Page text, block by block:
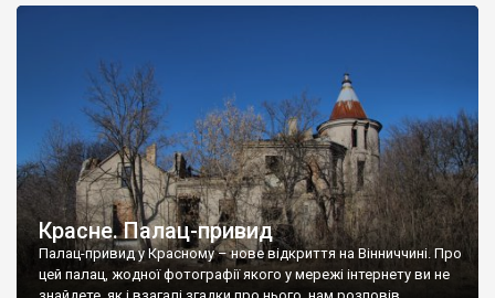
Красне. Палац-привид
Палац-привид у Красному – нове відкриття на Вінниччині. Про
цей палац, жодної фотографії якого у мережі інтернету ви не